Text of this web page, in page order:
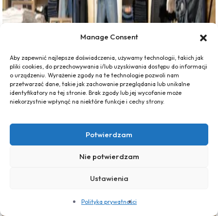
Manage Consent
Aby zapewnić najlepsze doświadczenia, używamy technologii, takich jak
pliki cookies, do przechowywania i/lub uzyskiwania dostępu do informacji
o urządzeniu. Wyrażenie zgody na te technologie pozwoli nam
przetwarzać dane, takie jak zachowanie przeglądania lub unikalne
identyfikatory na tej stronie. Brak zgody lub jej wycofanie może
niekorzystnie wpłynąć na niektóre funkcje i cechy strony.
Potwierdzam
Nie potwierdzam
Ustawienia
Polityka prywatności